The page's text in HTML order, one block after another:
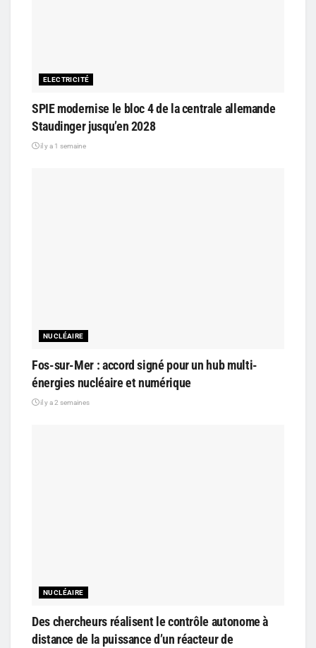
ELECTRICITÉ
SPIE modernise le bloc 4 de la centrale allemande
Staudinger jusqu’en 2028
il y a 1 semaine
NUCLÉAIRE
Fos-sur-Mer : accord signé pour un hub multi-
énergies nucléaire et numérique
il y a 2 semaines
NUCLÉAIRE
Des chercheurs réalisent le contrôle autonome à
distance de la puissance d’un réacteur de